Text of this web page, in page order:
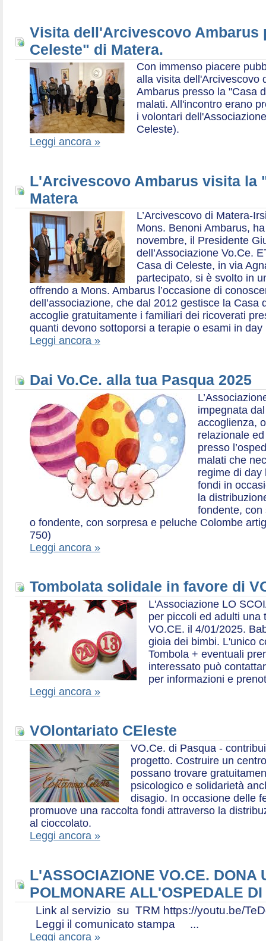
Visita dell'Arcivescovo Ambarus
Celeste" di Matera.
Con immenso piacere
alla visita dell'Arcivescovo
Ambarus presso la "Casa
malati. All'incontro erano
i volontari
Celeste).
Leggi ancora »
L'Arcivescovo Ambarus visita la
Matera
L’Arcivescovo di Matera-
Mons. Benoni Ambarus,
novembre, il Presidente
dell’Associazione Vo.Ce.
Casa di Celeste, in via
partecipato, si è svolto in
offrendo a Mons. Ambarus l’occasione di
dell’associazione, che dal 2012 gestisce la Casa
accoglie gratuitamente i familiari dei ricoverati
quanti devono sottoporsi a terapie o esami in day
Leggi ancora »
Dai Vo.Ce. alla tua Pasqua 2025
impegnata
accoglienza,
relazionale
presso
malati che
regime di day
fondi in
la
fondente, con
o fondente, con sorpresa e peluche Colombe
750)
Leggi ancora »
Tombolata solidale in favore di
L'Associazione LO
per piccoli ed adulti una
VO.CE. il 4/01/2025.
gioia dei bimbi. L'unico
Tombola + eventuali
interessato può
per informazioni e
Leggi ancora »
VOlontariato CEleste
VO.Ce. di Pasqua -
progetto. Costruire un
possano trovare
psicologico e solidarietà
disagio. In occasione delle
promuove una raccolta fondi attraverso la
al cioccolato.
Leggi ancora »
L'ASSOCIAZIONE VO.CE. DONA
POLMONARE ALL'OSPEDALE
Link al servizio su TRM https://youtu.be/
Leggi il comunicato stampa ...
Leggi ancora »